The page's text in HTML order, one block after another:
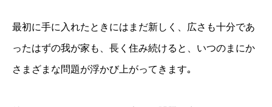
最初に手に入れたときにはまだ新しく、広さも十分であ
ったはずの我が家も、長く住み続けると、いつのまにか
さまざまな問題が浮かび上がってきます｡